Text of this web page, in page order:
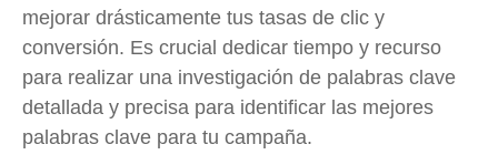
mejorar drásticamente tus tasas de clic y
conversión. Es crucial dedicar tiempo y recurso
para realizar una investigación de palabras clave
detallada y precisa para identificar las mejores
palabras clave para tu campaña.